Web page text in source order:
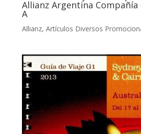
Allianz Argentina Compañía
A
Allianz, Artículos Diversos